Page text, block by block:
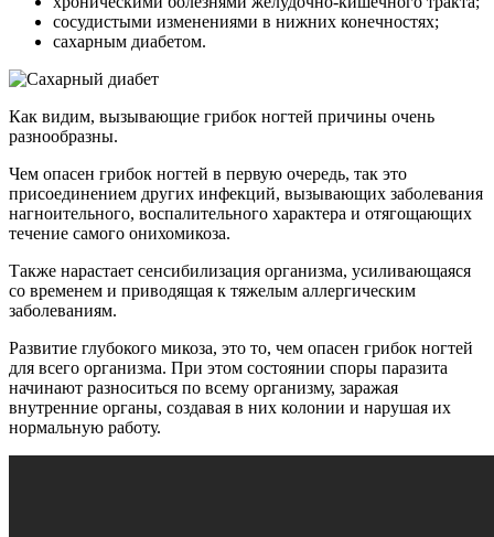
сосудистыми изменениями в нижних конечностях;
сахарным диабетом.
Как видим, вызывающие грибок ногтей причины очень
разнообразны.
Чем опасен грибок ногтей в первую очередь, так это
присоединением других инфекций, вызывающих заболевания
нагноительного, воспалительного характера и отягощающих
течение самого онихомикоза.
Также нарастает сенсибилизация организма, усиливающаяся
со временем и приводящая к тяжелым аллергическим
заболеваниям.
Развитие глубокого микоза, это то, чем опасен грибок ногтей
для всего организма. При этом состоянии споры паразита
начинают разноситься по всему организму, заражая
внутренние органы, создавая в них колонии и нарушая их
нормальную работу.